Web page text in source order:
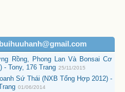
Rồng, Phong Lan Và Bonsai Cơ
- Tony, 176 Trang 25/11/2015
Sứ Thái (NXB Tổng Hợp 2012) -
01/06/2014